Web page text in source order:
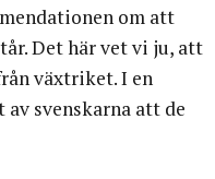
om att
Det här vet vi ju, att
växtriket. I en
svenskarna att de